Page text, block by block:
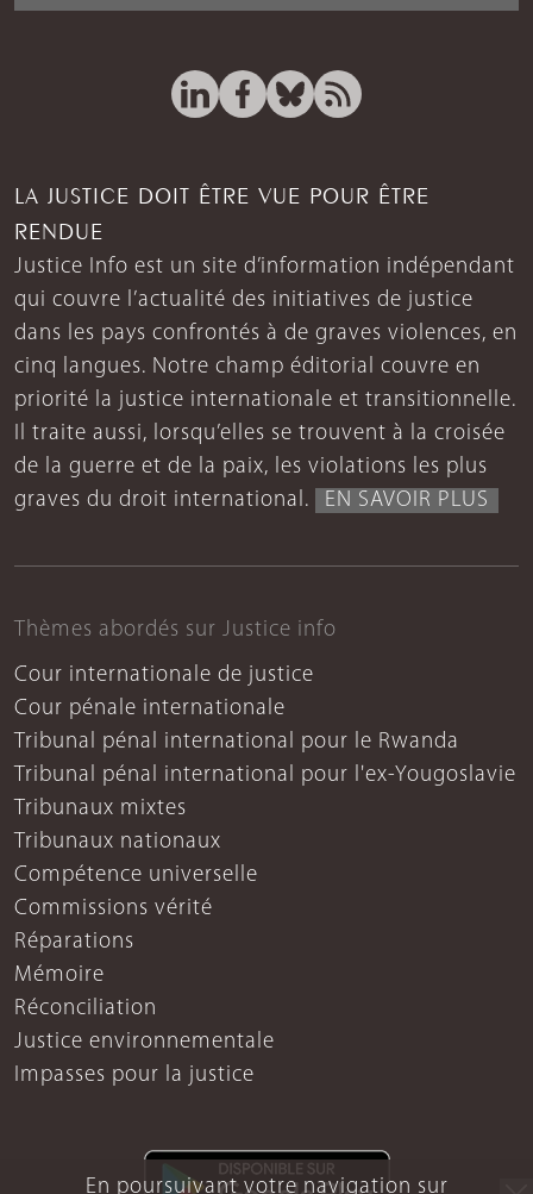
En poursuivant votre navigation sur
LA JUSTICE DOIT ÊTRE VUE POUR ÊTRE
RENDUE
Justice Info est un site d’information indépendant
qui couvre l’actualité des initiatives de justice
dans les pays confrontés à de graves violences, en
cinq langues. Notre champ éditorial couvre en
priorité la justice internationale et transitionnelle.
Il traite aussi, lorsqu’elles se trouvent à la croisée
de la guerre et de la paix, les violations les plus
graves du droit international.
EN SAVOIR PLUS
Thèmes abordés sur Justice info
Cour internationale de justice
Cour pénale internationale
Tribunal pénal international pour le Rwanda
Tribunal pénal international pour l'ex-Yougoslavie
Tribunaux mixtes
Tribunaux nationaux
Compétence universelle
Commissions vérité
Réparations
Mémoire
Réconciliation
Justice environnementale
Impasses pour la justice